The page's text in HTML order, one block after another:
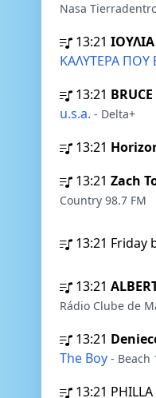
Nasa
13:21
ΚΑΛΥΤΕΡΑ ΠΟΥ
13:21
u.s.a. - Delta+
13:21
13:21 Zach
Country 98.7 FM
13:21 Friday
13:21
Rádio Clube de
13:21
The Boy - Beach
13:21